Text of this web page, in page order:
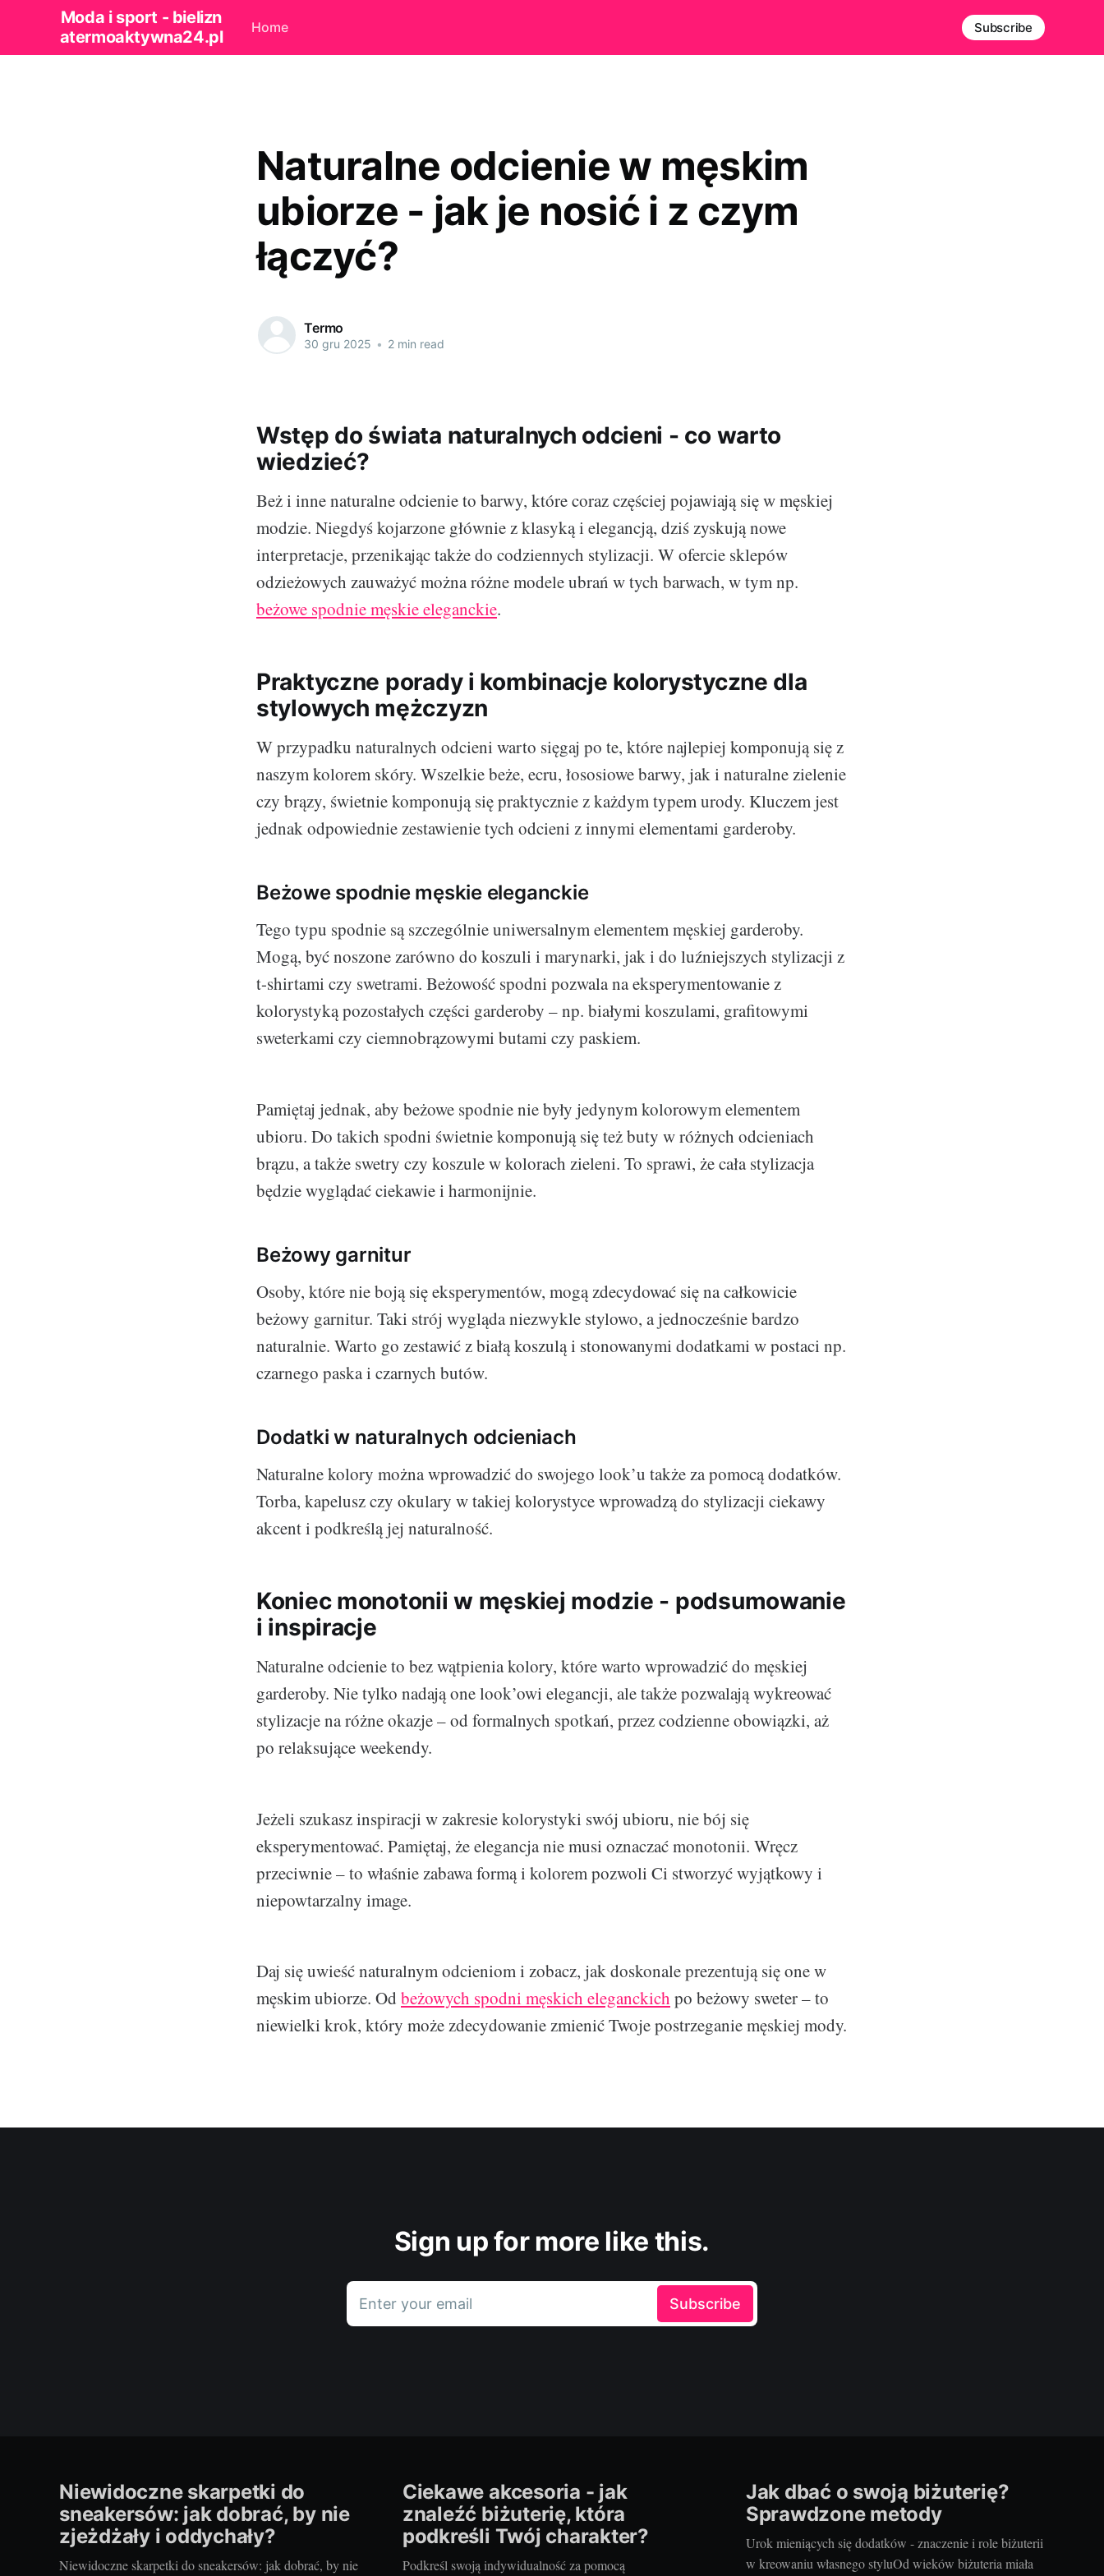
Moda i sport - bielizn
atermoaktywna24.pl
Home Subscribe
Naturalne odcienie w męskim
ubiorze - jak je nosić i z czym
łączyć?
Termo
30 gru 2025 • 2 min read
Wstęp do świata naturalnych odcieni - co warto
wiedzieć?
Beż i inne naturalne odcienie to barwy, które coraz częściej pojawiają się w męskiej
modzie. Niegdyś kojarzone głównie z klasyką i elegancją, dziś zyskują nowe
interpretacje, przenikając także do codziennych stylizacji. W ofercie sklepów
odzieżowych zauważyć można różne modele ubrań w tych barwach, w tym np.
beżowe spodnie męskie eleganckie.
Praktyczne porady i kombinacje kolorystyczne dla
stylowych mężczyzn
W przypadku naturalnych odcieni warto sięgaj po te, które najlepiej komponują się z
naszym kolorem skóry. Wszelkie beże, ecru, łososiowe barwy, jak i naturalne zielenie
czy brązy, świetnie komponują się praktycznie z każdym typem urody. Kluczem jest
jednak odpowiednie zestawienie tych odcieni z innymi elementami garderoby.
Beżowe spodnie męskie eleganckie
Tego typu spodnie są szczególnie uniwersalnym elementem męskiej garderoby.
Mogą, być noszone zarówno do koszuli i marynarki, jak i do luźniejszych stylizacji z
t-shirtami czy swetrami. Beżowość spodni pozwala na eksperymentowanie z
kolorystyką pozostałych części garderoby – np. białymi koszulami, grafitowymi
sweterkami czy ciemnobrązowymi butami czy paskiem.
Pamiętaj jednak, aby beżowe spodnie nie były jedynym kolorowym elementem
ubioru. Do takich spodni świetnie komponują się też buty w różnych odcieniach
brązu, a także swetry czy koszule w kolorach zieleni. To sprawi, że cała stylizacja
będzie wyglądać ciekawie i harmonijnie.
Beżowy garnitur
Osoby, które nie boją się eksperymentów, mogą zdecydować się na całkowicie
beżowy garnitur. Taki strój wygląda niezwykle stylowo, a jednocześnie bardzo
naturalnie. Warto go zestawić z białą koszulą i stonowanymi dodatkami w postaci np.
czarnego paska i czarnych butów.
Dodatki w naturalnych odcieniach
Naturalne kolory można wprowadzić do swojego look’u także za pomocą dodatków.
Torba, kapelusz czy okulary w takiej kolorystyce wprowadzą do stylizacji ciekawy
akcent i podkreślą jej naturalność.
Koniec monotonii w męskiej modzie - podsumowanie
i inspiracje
Naturalne odcienie to bez wątpienia kolory, które warto wprowadzić do męskiej
garderoby. Nie tylko nadają one look’owi elegancji, ale także pozwalają wykreować
stylizacje na różne okazje – od formalnych spotkań, przez codzienne obowiązki, aż
po relaksujące weekendy.
Jeżeli szukasz inspiracji w zakresie kolorystyki swój ubioru, nie bój się
eksperymentować. Pamiętaj, że elegancja nie musi oznaczać monotonii. Wręcz
przeciwnie – to właśnie zabawa formą i kolorem pozwoli Ci stworzyć wyjątkowy i
niepowtarzalny image.
Daj się uwieść naturalnym odcieniom i zobacz, jak doskonale prezentują się one w
męskim ubiorze. Od beżowych spodni męskich eleganckich po beżowy sweter – to
niewielki krok, który może zdecydowanie zmienić Twoje postrzeganie męskiej mody.
Sign up for more like this.
Enter your email Subscribe
Niewidoczne skarpetki do
sneakersów: jak dobrać, by nie
zjeżdżały i oddychały?
Niewidoczne skarpetki do sneakersów: jak dobrać, by nie
Ciekawe akcesoria - jak
znaleźć biżuterię, która
podkreśli Twój charakter?
Podkreśl swoją indywidualność za pomocą
Jak dbać o swoją biżuterię?
Sprawdzone metody
Urok mieniących się dodatków - znaczenie i role biżuterii
w kreowaniu własnego styluOd wieków biżuteria miała